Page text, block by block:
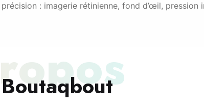
précision : imagerie rétinienne, fond d’œil,